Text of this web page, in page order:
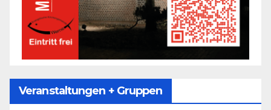
Veranstaltungen + Gruppen